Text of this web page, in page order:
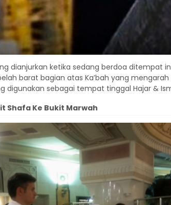
dianjurkan ketika sedang berdoa ditempat
barat bagian atas Ka’bah yang mengarah
digunakan sebagai tempat tinggal Hajar &
Shafa Ke Bukit Marwah